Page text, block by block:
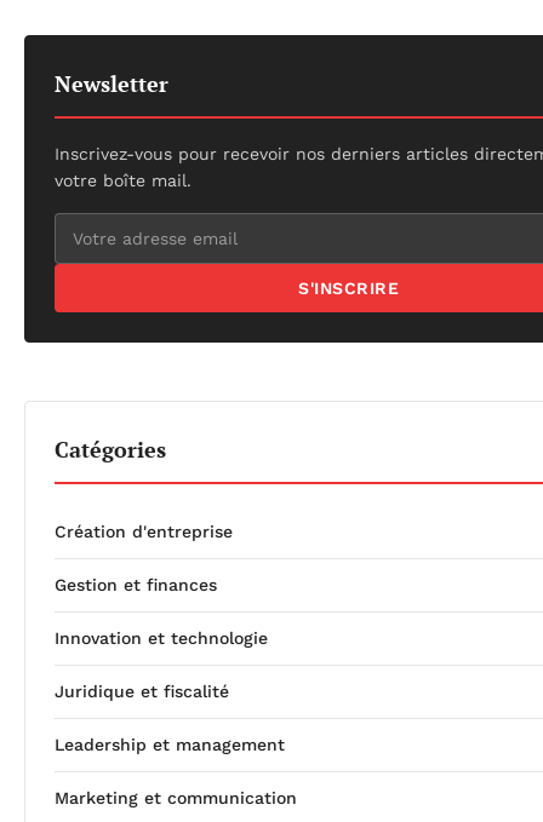
Newsletter
Inscrivez-vous pour recevoir nos derniers articles
votre boîte mail.
S'INSCRIRE
Catégories
Création d'entreprise
Gestion et finances
Innovation et technologie
Juridique et fiscalité
Leadership et management
Marketing et communication